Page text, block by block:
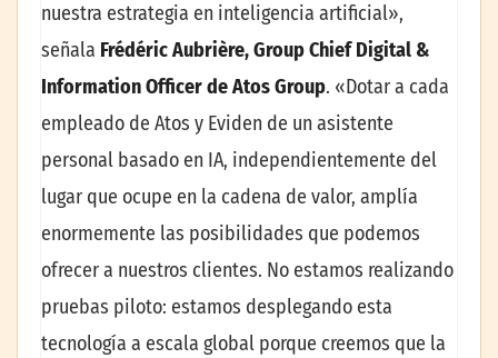
nuestra estrategia en inteligencia artificial»,
señala Frédéric Aubrière, Group Chief Digital &
Information Officer de Atos Group. «Dotar a cada
empleado de Atos y Eviden de un asistente
personal basado en IA, independientemente del
lugar que ocupe en la cadena de valor, amplía
enormemente las posibilidades que podemos
ofrecer a nuestros clientes. No estamos realizando
pruebas piloto: estamos desplegando esta
tecnología a escala global porque creemos que la